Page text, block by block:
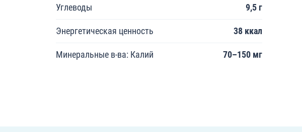
Углеводы 9,5 г
Энергетическая ценность 38 ккал
Минеральные в-ва: Калий 70–150 мг